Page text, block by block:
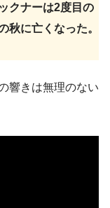
クナーは2度目の
秋に亡くなった。
響きは無理のない